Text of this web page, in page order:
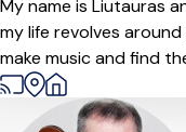
My name is Liutauras
my life revolves
make music and find